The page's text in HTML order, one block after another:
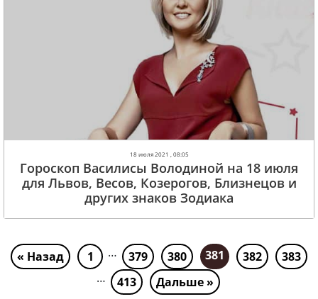
18 июля 2021 , 08:05
Гороскоп Василисы Володиной на 18 июля
для Львов, Весов, Козерогов, Близнецов и
других знаков Зодиака
« Назад 1 … 379 380 381 382
383
…
413 Дальше »